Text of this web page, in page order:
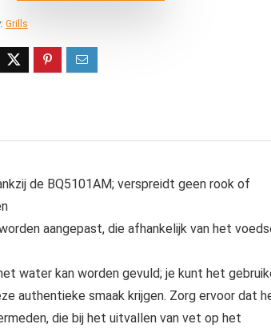
Grills
de BQ5101AM; verspreidt geen rook of
aangepast, die afhankelijk van het
water kan worden gevuld; je kunt het
authentieke smaak krijgen. Zorg ervoor dat
die bij het uitvallen van vet op het